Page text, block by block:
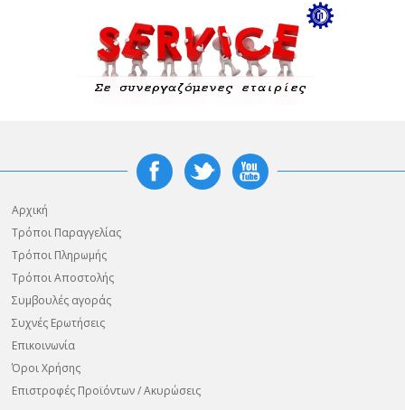
Αρχική
Τρόποι Παραγγελίας
Τρόποι Πληρωμής
Τρόποι Αποστολής
Συμβουλές αγοράς
Συχνές Ερωτήσεις
Επικοινωνία
Όροι Χρήσης
Επιστροφές Προϊόντων / Ακυρώσεις